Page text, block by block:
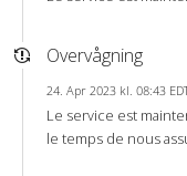
Overvågning
24. Apr 2023 kl. 08:43
Le service est
le temps de nous